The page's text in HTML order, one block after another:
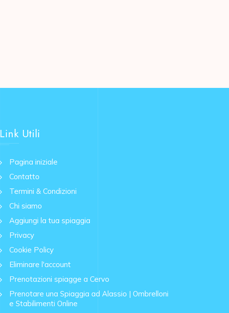
Link Utili
Pagina iniziale
Contatto
Termini & Condizioni
Chi siamo
Aggiungi la tua spiaggia
Privacy
Cookie Policy
Eliminare l'account
Prenotazioni spiagge a Cervo
Prenotare una Spiaggia ad Alassio | Ombrelloni
e Stabilimenti Online